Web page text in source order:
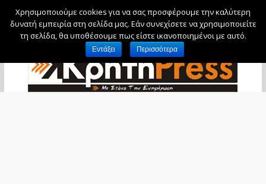
Παρασκευή, 7 Αυγούστου, 2026
Χρησιμοποιούμε cookies για να σας προσφέρουμε την καλύτερη
δυνατή εμπειρία στη σελίδα μας. Εάν συνεχίσετε να χρησιμοποιείτε
τη σελίδα, θα υποθέσουμε πως είστε ικανοποιημένοι με αυτό.
Εντάξει Περισσότερα